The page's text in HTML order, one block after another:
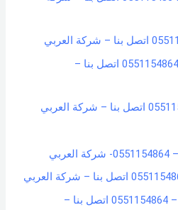
شركة صيانة مكيفات بحائل -0551154864 اتصل بنا –
شركة تنظيف مكيفات بحائل – 0551154864 اتصل بنا –